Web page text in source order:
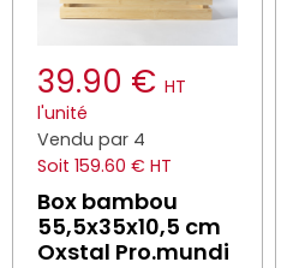
39.90 € HT
l'unité
Vendu par 4
Soit 159.60 € HT
Box bambou
55,5x35x10,5 cm
Oxstal Pro.mundi